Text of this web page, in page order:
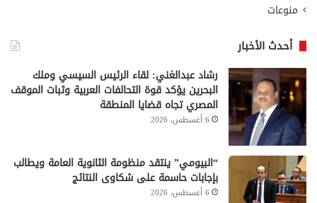
منوعات
أحدث الأخبار
رشاد عبدالغني: لقاء الرئيس السيسي وملك
البحرين يؤكد قوة التحالفات العربية وثبات الموقف
المصري تجاه قضايا المنطقة
6 أغسطس، 2026
“البيومي” ينتقد منظومة الثانوية العامة ويطالب
بإجابات حاسمة على شكاوى النتائج
6 أغسطس، 2026